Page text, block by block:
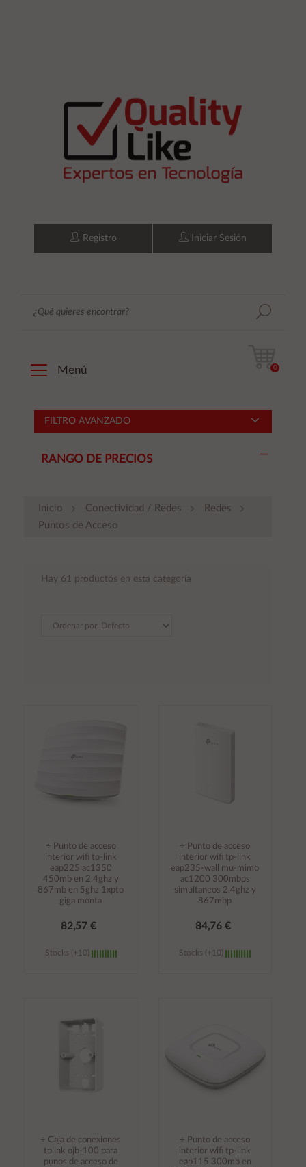
Registro Iniciar Sesión
Menú 0
FILTRO AVANZADO
RANGO DE PRECIOS
Inicio Conectividad / Redes
Redes
Puntos de Acceso
Hay 61 productos en esta categoría
÷ Punto de acceso
interior wifi tp-link
eap225 ac1350
450mb en 2,4ghz y
867mb en 5ghz 1xpto
giga monta
82,57 €
Stocks (+10)
carrito
÷ Punto de acceso
interior wifi tp-link
eap235-wall mu-mimo
ac1200 300mbps
simultaneos 2.4ghz y
867mbp
84,76 €
Stocks (+10)
÷ Caja de conexiones
tplink ojb-100 para
punos de acceso de
÷ Punto de acceso
interior wifi tp-link
eap115 300mb en